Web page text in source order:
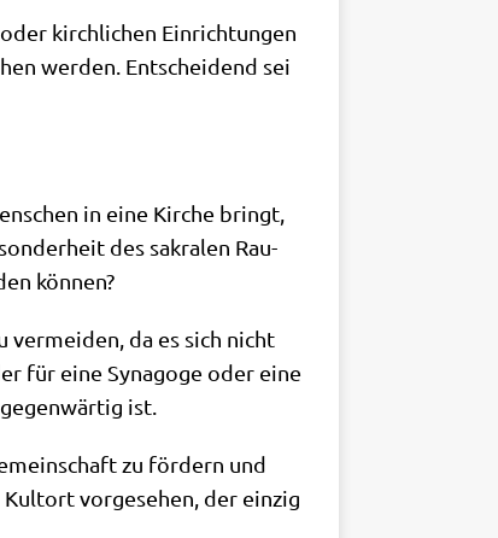
kirch­li­chen Ein­rich­tun­gen
wer­den. Ent­schei­dend sei
in eine Kir­che bringt,
des sakra­len Rau­
können?
da es sich nicht
für eine Syn­ago­ge oder eine
ist.
zu för­dern und
vor­ge­se­hen, der ein­zig